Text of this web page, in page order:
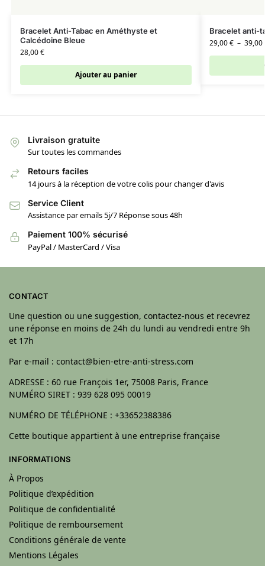
Bracelet Anti-Tabac en Améthyste et
Calcédoine Bleue
28,00€
Ajouter au panier
Bracelet anti-
29,00€ – 39,00
Livraison gratuite
Sur toutes les commandes
Retours faciles
14 jours à la réception de votre colis pour changer d'avis
Service Client
Assistance par emails 5j/7 Réponse sous 48h
Paiement 100% sécurisé
PayPal / MasterCard / Visa
CONTACT
Une question ou une suggestion, contactez-nous et recevrez
une réponse en moins de 24h du lundi au vendredi entre 9h
et 17h
Par e-mail : contact@bien-etre-anti-stress.com
ADRESSE : 60 rue François 1er, 75008 Paris, France
NUMÉRO SIRET : 939 628 095 00019
NUMÉRO DE TÉLÉPHONE : +33652388386
Cette boutique appartient à une entreprise française
INFORMATIONS
À Propos
Politique d’expédition
Politique de confidentialité
Politique de remboursement
Conditions générale de vente
Mentions Légales